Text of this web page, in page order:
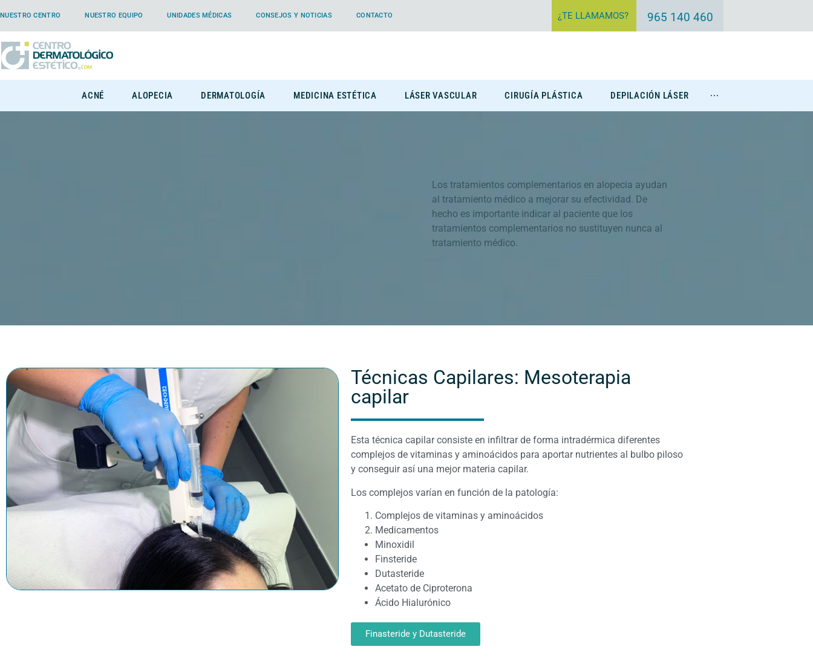
NUESTRO CENTRO NUESTRO EQUIPO UNIDADES MÉDICAS CONSEJOS Y NOTICIAS CONTACTO ¿TE LLAMAMOS? 965 140 460
ACNÉ ALOPECIA DERMATOLOGÍA MEDICINA ESTÉTICA LÁSER VASCULAR CIRUGÍA PLÁSTICA DEPILACIÓN LÁSER ···
Los tratamientos complementarios en alopecia ayudan
al tratamiento médico a mejorar su efectividad. De
hecho es importante indicar al paciente que los
tratamientos complementarios no sustituyen nunca al
tratamiento médico.
Técnicas Capilares: Mesoterapia
capilar
Esta técnica capilar consiste en infiltrar de forma intradérmica diferentes
complejos de vitaminas y aminoácidos para aportar nutrientes al bulbo piloso
y conseguir así una mejor materia capilar.
Los complejos varían en función de la patología:
Complejos de vitaminas y aminoácidos
Medicamentos
Minoxidil
Finsteride
Dutasteride
Acetato de Ciproterona
Ácido Hialurónico
Finasteride y Dutasteride